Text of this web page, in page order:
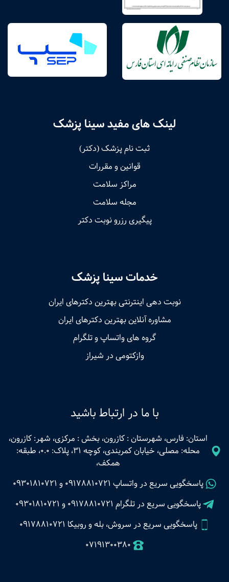
لینک های مفید سینا پزشک
ثبت نام پزشک (دکتر)
قوانین و مقررات
مراکز سلامت
مجله سلامت
پیگیری رزرو نوبت دکتر
خدمات سینا پزشک
نوبت‌ دهی اینترنتی بهترین دکترهای ایران
مشاوره آنلاین بهترین دکترهای ایران
گروه های واتساپ و تلگرام
وازکتومی در شیراز
با ما در ارتباط باشید
استان: فارس، شهرستان : کازرون، بخش : مرکزی، شهر: کازرون،
محله: مصلی، خیابان کمربندی، کوچه 31، پلاک: 0.0، طبقه:
همکف،
پاسخگویی سریع در واتساپ 09178810721 و 09301810721
پاسخگویی سریع در تلگرام 09178810721 و 09301810721
پاسخگویی سریع در سروش، بله و روبیکا 09178810721
07191300380